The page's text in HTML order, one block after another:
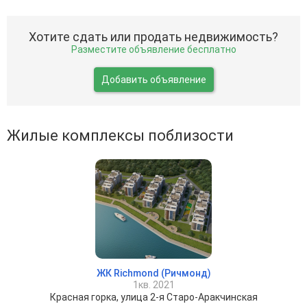
Хотите сдать или продать недвижимость?
Разместите объявление бесплатно
Добавить объявление
Жилые комплексы поблизости
ЖК Richmond (Ричмонд)
1кв. 2021
Красная горка, улица 2-я Старо-Аракчинская